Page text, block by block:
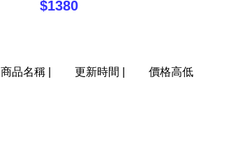
$1380
商品名稱 更新時間 價格高低